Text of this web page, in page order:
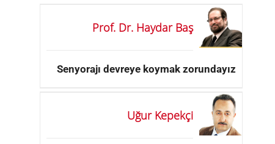
Prof. Dr. Haydar Baş
Senyorajı devreye koymak zorundayız
Uğur Kepekçi